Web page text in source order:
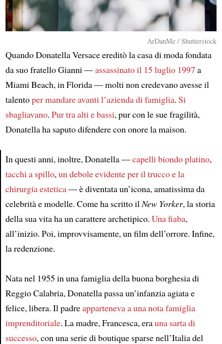
Article
ArDanMe / Shutterstock
Quando Donatella Versace ereditò la casa di moda fondata
da suo fratello Gianni —assassinato il 15 luglio 1997 a
Miami Beach, in Florida — molti non credevano avesse il
talentoper mandare avanti l’azienda di famiglia. Si
sbagliavano. Pur tra alti e bassi, pur con le sue fragilità,
Donatella ha saputo difendere con onore la maison.
In questi anni, inoltre, Donatella —capelli biondo platino,
tacchi a spillo,un debole evidente per il trucco e la
chirurgia estetica— è diventata un’icona, amatissima da
celebrità e modelle. Come ha scritto ilNew Yorker, la storia
della sua vita ha un carattere archetipico. Una fiaba,
all’inizio. Poi, improvvisamente, un film dell’orrore. Infine,
la redenzione.
Nata nel 1955 in una famiglia della buona borghesia di
Reggio Calabria, Donatella passa un’infanzia agiata e
felice, libera. Il padreapparteneva a una nota famiglia
imprenditoriale. La madre, Francesca, erauna sarta di
successo, con una serie di boutique sparse nell’Italia del